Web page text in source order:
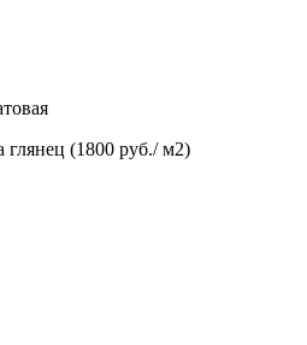
глянец (1800 руб./ м2)